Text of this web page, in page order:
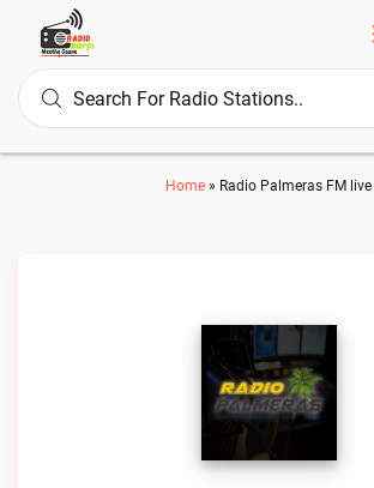
Home » Radio Palmeras FM live